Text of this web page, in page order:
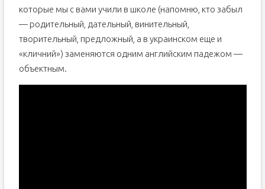
которые мы с вами учили в школе (напомню, кто забыл
— родительный, дательный, винительный,
творительный, предложный, а в украинском еще и
«кличний») заменяются одним английским падежом —
объектным.